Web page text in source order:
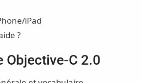
iPad
?
Objective-C 2.0